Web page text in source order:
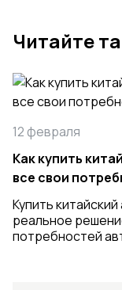
Читайте
12 февраля
Как купить
все свои
Купить
реальное
потребностей